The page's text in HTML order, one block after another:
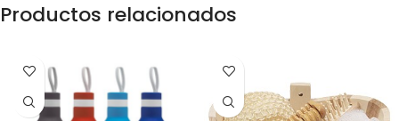
Productos relacionados